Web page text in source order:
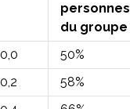
personnes
du groupe
0,0
50%
0,2
58%